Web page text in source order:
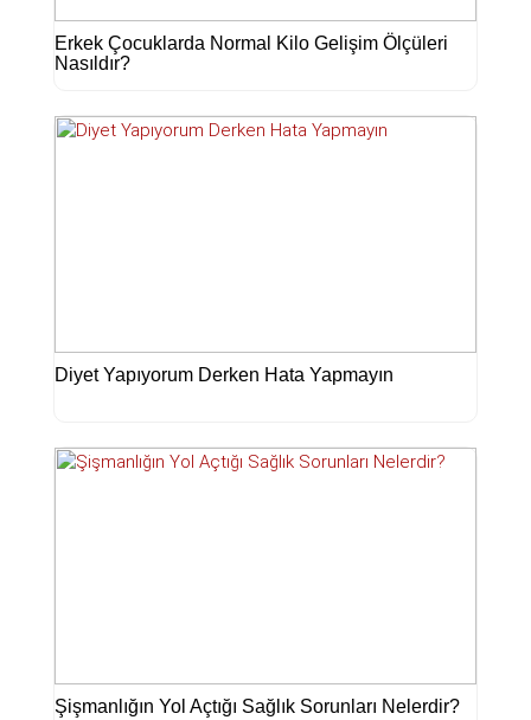
Erkek Çocuklarda Normal Kilo Gelişim Ölçüleri
Nasıldır?
Diyet Yapıyorum Derken Hata Yapmayın
Şişmanlığın Yol Açtığı Sağlık Sorunları Nelerdir?